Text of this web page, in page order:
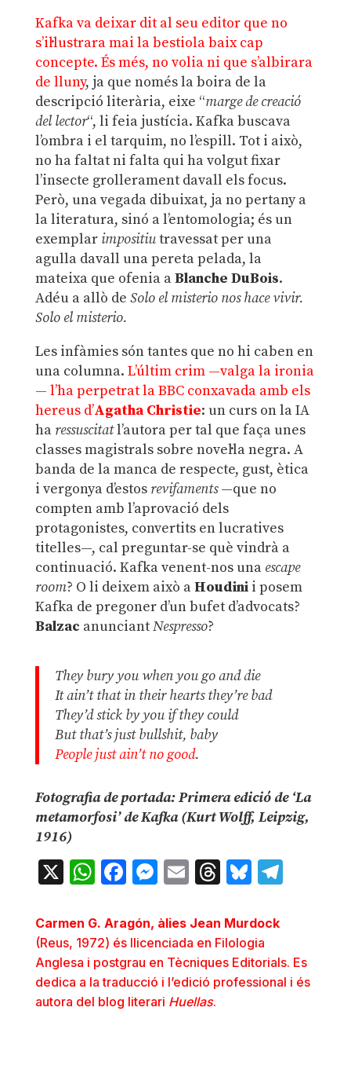
Kafka va deixar dit al seu editor que no
s’il·lustrara mai la bestiola baix cap
concepte. És més, no volia ni que s’albirara
de lluny, ja que només la boira de la
descripció literària, eixe “marge de creació
del lector“, li feia justícia. Kafka buscava
l’ombra i el tarquim, no l’espill. Tot i això,
no ha faltat ni falta qui ha volgut fixar
l’insecte grollerament davall els focus.
Però, una vegada dibuixat, ja no pertany a
la literatura, sinó a l’entomologia; és un
exemplar impositiutravessat per una
agulla davall una pereta pelada, la
mateixa que ofenia aBlanche DuBois.
Adéu a allò de Solo el misterio nos hace vivir.
Solo el misterio.
Les infàmies són tantes que no hi caben en
una columna. L’últim crim —valga la ironia
— l’ha perpetrat la BBC conxavada amb els
hereus d’Agatha Christie: un curs on la IA
ha ressuscitatl’autora per tal que faça unes
classes magistrals sobre novel·la negra. A
banda de la manca de respecte, gust, ètica
i vergonya d’estos revifaments—que no
compten amb l’aprovació dels
protagonistes, convertits en lucratives
titelles—, cal preguntar-se què vindrà a
continuació. Kafka venent-nos una escape
room? O li deixem això a Houdinii posem
Kafka de pregoner d’un bufet d’advocats?
Balzac anunciantNespresso?
They bury you when you go and die
It ain’t that in their hearts they’re bad
They’d stick by you if they could
But that’s just bullshit, baby
People just ain’t no good.
Fotografia de portada: Primera edició de ‘La
metamorfosi’ de Kafka (Kurt Wolff, Leipzig,
1916)
X WhatsApp
Facebook
Messenger
EmailThreads
Bluesky
Carmen G. Aragón, àlies Jean Murdock
(Reus, 1972) és llicenciada en Filologia
Anglesa i postgrau en Tècniques Editorials. Es
dedica a la traducció i l’edició professional i és
autora del blog literari Huellas.